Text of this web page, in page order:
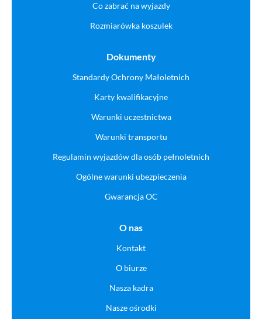
Co zabrać na wyjazdy
Rozmiarówka koszulek
Dokumenty
Standardy Ochrony Małoletnich
Karty kwalifikacyjne
Warunki uczestnictwa
Warunki transportu
Regulamin wyjazdów dla osób pełnoletnich
Ogólne warunki ubezpieczenia
Gwarancja OC
O nas
Kontakt
O biurze
Nasza kadra
Nasze ośrodki